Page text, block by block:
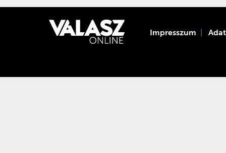
Impresszum